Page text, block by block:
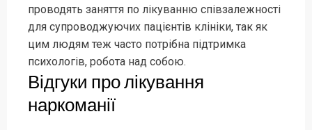
проводять заняття по лікуванню співзалежності
для супроводжуючих пацієнтів клініки, так як
цим людям теж часто потрібна підтримка
психологів, робота над собою.
Відгуки про лікування
наркоманії